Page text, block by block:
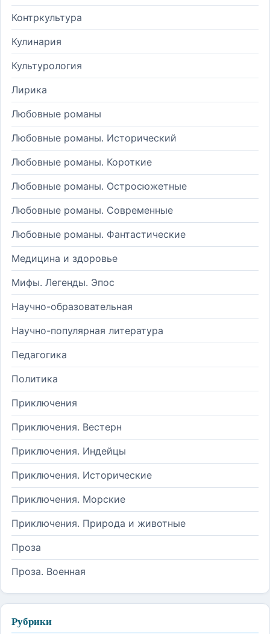
Контркультура
Кулинария
Культурология
Лирика
Любовные романы
Любовные романы. Исторический
Любовные романы. Короткие
Любовные романы. Остросюжетные
Любовные романы. Современные
Любовные романы. Фантастические
Медицина и здоровье
Мифы. Легенды. Эпос
Научно-образовательная
Научно-популярная литература
Педагогика
Политика
Приключения
Приключения. Вестерн
Приключения. Индейцы
Приключения. Исторические
Приключения. Морские
Приключения. Природа и животные
Проза
Проза. Военная
Рубрики